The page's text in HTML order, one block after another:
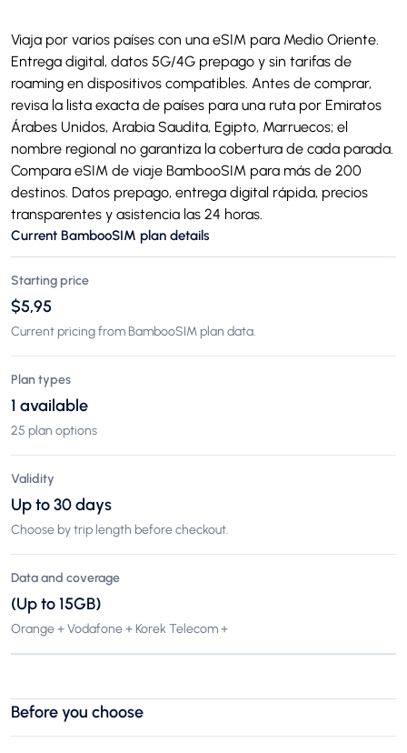
Viaja por varios países con una eSIM para Medio Oriente.
Entrega digital, datos 5G/4G prepago y sin tarifas de
roaming en dispositivos compatibles. Antes de comprar,
revisa la lista exacta de países para una ruta por Emiratos
Árabes Unidos, Arabia Saudita, Egipto, Marruecos; el
nombre regional no garantiza la cobertura de cada parada.
Compara eSIM de viaje BambooSIM para más de 200
destinos. Datos prepago, entrega digital rápida, precios
transparentes y asistencia las 24 horas.
Current BambooSIM plan details
Starting price
$5,95
Current pricing from BambooSIM plan data.
Plan types
1 available
25 plan options
Validity
Up to 30 days
Choose by trip length before checkout.
Data and coverage
(Up to 15GB)
Orange + Vodafone + Korek Telecom +
Before you choose